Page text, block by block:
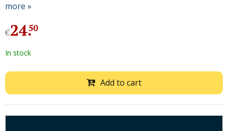
more »
€24.
50
In stock
Add to cart